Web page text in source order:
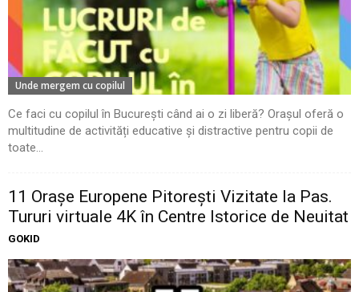
Unde mergem cu copilul
Ce faci cu copilul în București când ai o zi liberă? Orașul oferă o
multitudine de activități educative și distractive pentru copii de
toate...
11 Oraşe Europene Pitoreşti Vizitate la Pas.
Tururi virtuale 4K în Centre Istorice de Neuitat
GOKID